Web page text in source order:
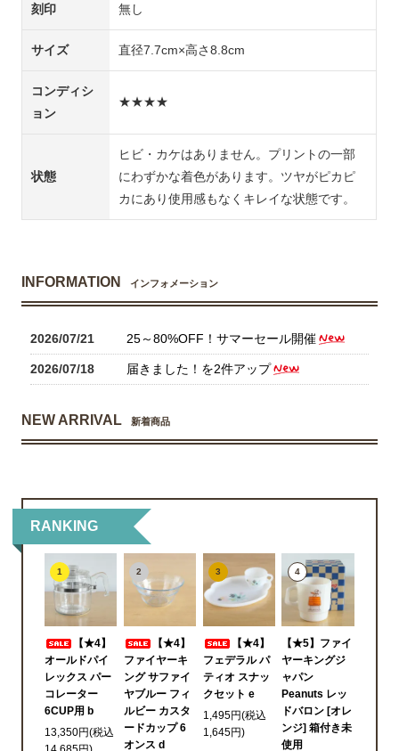
刻印 無し
サイズ 直径7.7cm×高さ8.8cm
コンディシ
ョン
★★★★
状態
ヒビ・カケはありません。プリントの一部
にわずかな着色があります。ツヤがピカピ
カにあり使用感もなくキレイな状態です。
INFORMATION インフォメーション
2026/07/21 25～80%OFF！サマーセール開催
2026/07/18 届きました！を2件アップ
NEW ARRIVAL 新着商品
RANKING
1
【★4】
オールドパイ
レックス パー
コレーター
6CUP用 b
13,350円(税込
2
【★4】
ファイヤーキ
ング サファイ
ヤブルー フィ
ルビー カスタ
ードカップ 6
オンス d
3
【★4】
フェデラル パ
ティオ スナッ
クセット e
1,495円(税込
1,645円)
4
【★5】ファイ
ヤーキングジ
ャパン
Peanuts レッ
ドバロン [オレ
ンジ] 箱付き未
使用